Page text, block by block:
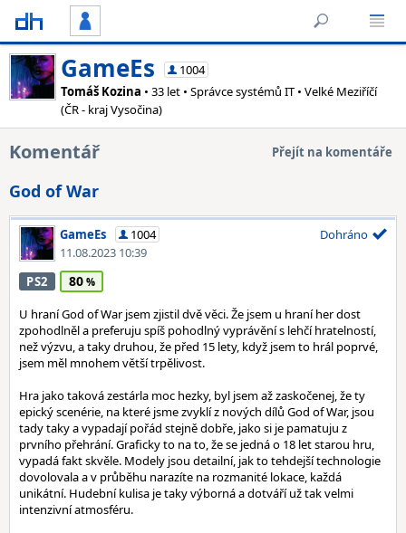
GameEs
1004
Tomáš Kozina • 33 let • Správce systémů IT • Velké Meziříčí
(ČR - kraj Vysočina)
Komentář Přejít na komentáře
God of War
GameEs
1004
11.08.2023 10:39
Dohráno
PS2 80
U hraní God of War jsem zjistil dvě věci. Že jsem u hraní her dost
zpohodlněl a preferuju spíš pohodlný vyprávění s lehčí hratelností,
než výzvu, a taky druhou, že před 15 lety, když jsem to hrál poprvé,
jsem měl mnohem větší trpělivost.
Hra jako taková zestárla moc hezky, byl jsem až zaskočenej, že ty
epický scenérie, na které jsme zvyklí z nových dílů God of War, jsou
tady taky a vypadají pořád stejně dobře, jako si je pamatuju z
prvního přehrání. Graficky to na to, že se jedná o 18 let starou hru,
vypadá fakt skvěle. Modely jsou detailní, jak to tehdejší technologie
dovolovala a v průběhu narazíte na rozmanité lokace, každá
unikátní. Hudební kulisa je taky výborná a dotváří už tak velmi
intenzivní atmosféru.